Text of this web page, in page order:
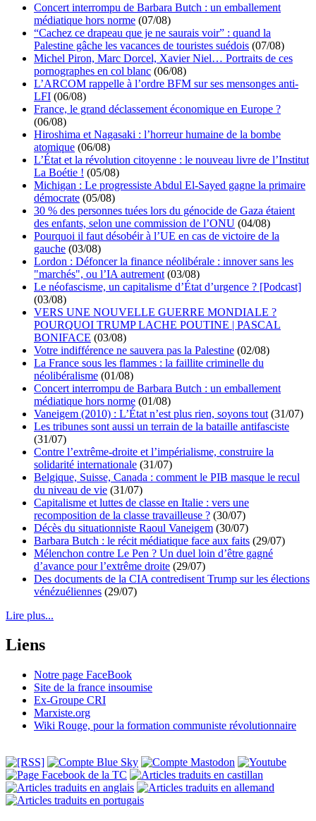
Concert interrompu de Barbara Butch : un emballement
médiatique hors norme (07/08)
“Cachez ce drapeau que je ne saurais voir” : quand la
Palestine gâche les vacances de touristes suédois (07/08)
Michel Piron, Marc Dorcel, Xavier Niel… Portraits de ces
pornographes en col blanc (06/08)
L’ARCOM rappelle à l’ordre BFM sur ses mensonges anti-
LFI (06/08)
France, le grand déclassement économique en Europe ?
(06/08)
Hiroshima et Nagasaki : l’horreur humaine de la bombe
atomique (06/08)
L’État et la révolution citoyenne : le nouveau livre de l’Institut
La Boétie ! (05/08)
Michigan : Le progressiste Abdul El-Sayed gagne la primaire
démocrate (05/08)
30 % des personnes tuées lors du génocide de Gaza étaient
des enfants, selon une commission de l’ONU (04/08)
Pourquoi il faut désobéir à l’UE en cas de victoire de la
gauche (03/08)
Lordon : Défoncer la finance néolibérale : innover sans les
"marchés", ou l’IA autrement (03/08)
Le néofascisme, un capitalisme d’État d’urgence ? [Podcast]
(03/08)
VERS UNE NOUVELLE GUERRE MONDIALE ?
POURQUOI TRUMP LACHE POUTINE | PASCAL
BONIFACE (03/08)
Votre indifférence ne sauvera pas la Palestine (02/08)
La France sous les flammes : la faillite criminelle du
néolibéralisme (01/08)
Concert interrompu de Barbara Butch : un emballement
médiatique hors norme (01/08)
Vaneigem (2010) : L’État n’est plus rien, soyons tout (31/07)
Les tribunes sont aussi un terrain de la bataille antifasciste
(31/07)
Contre l’extrême-droite et l’impérialisme, construire la
solidarité internationale (31/07)
Belgique, Suisse, Canada : comment le PIB masque le recul
du niveau de vie (31/07)
Capitalisme et luttes de classe en Italie : vers une
recomposition de la classe travailleuse ? (30/07)
Décès du situationniste Raoul Vaneigem (30/07)
Barbara Butch : le récit médiatique face aux faits (29/07)
Mélenchon contre Le Pen ? Un duel loin d’être gagné
d’avance pour l’extrême droite (29/07)
Des documents de la CIA contredisent Trump sur les élections
vénézuéliennes (29/07)
Lire plus...
Liens
Notre page FaceBook
Site de la france insoumise
Ex-Groupe CRI
Marxiste.org
Wiki Rouge, pour la formation communiste révolutionnaire